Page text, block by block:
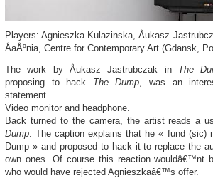
Players: Agnieszka Kulazinska, Åukasz
ÅaÅºnia, Centre for Contemporary Art (Gdansk,
The work by Åukasz Jastrubczak in The
proposing to hack The Dump, was an
statement.
Video monitor and headphone.
Back turned to the camera, the artist reads a
Dump. The caption explains that he « fund (sic)
Dump » and proposed to hack it to replace the
own ones. Of course this reaction wouldâ€™nt
who would have rejected Agnieszkaâ€™s offer.